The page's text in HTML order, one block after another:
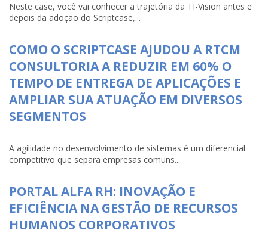
Neste case, você vai conhecer a trajetória da TI-Vision antes e
depois da adoção do Scriptcase,...
COMO O SCRIPTCASE AJUDOU A RTCM
CONSULTORIA A REDUZIR EM 60% O
TEMPO DE ENTREGA DE APLICAÇÕES E
AMPLIAR SUA ATUAÇÃO EM DIVERSOS
SEGMENTOS
A agilidade no desenvolvimento de sistemas é um diferencial
competitivo que separa empresas comuns...
PORTAL ALFA RH: INOVAÇÃO E
EFICIÊNCIA NA GESTÃO DE RECURSOS
HUMANOS CORPORATIVOS